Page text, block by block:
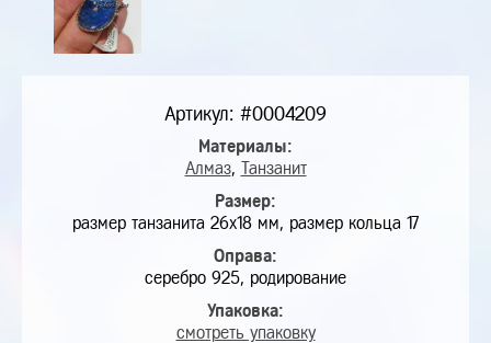
Артикул: #0004209
Материалы:
Алмаз, Танзанит
Размер:
размер танзанита 26х18 мм, размер кольца 17
Оправа:
серебро 925, родирование
Упаковка:
смотреть упаковку